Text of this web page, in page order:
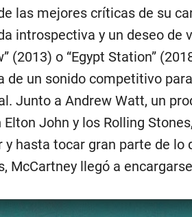
las mejores críticas de su
introspectiva y un deseo de
(2013) o “Egypt Station”
de un sonido competitivo
Junto a Andrew Watt, un
John y los Rolling
y hasta tocar gran parte de lo
McCartney llegó a